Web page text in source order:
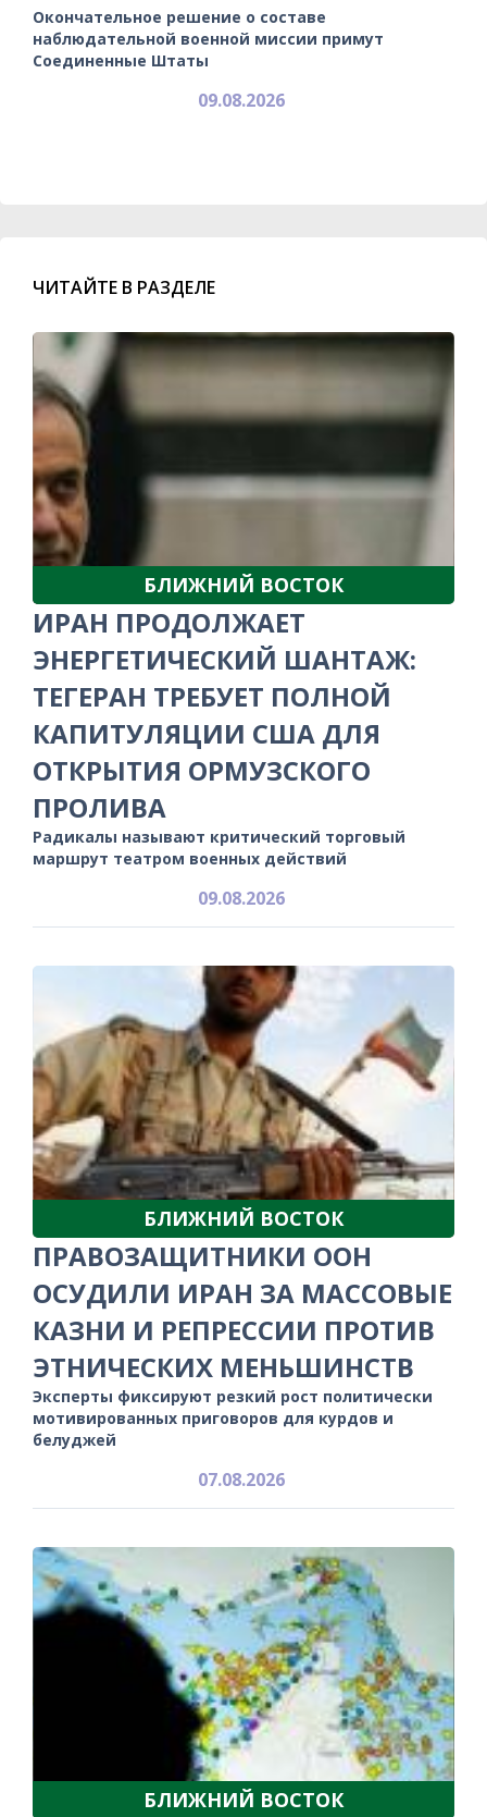
Окончательное решение о составе
наблюдательной военной миссии примут
Соединенные Штаты
09.08.2026
ЧИТАЙТЕ В РАЗДЕЛЕ
БЛИЖНИЙ ВОСТОК
ИРАН ПРОДОЛЖАЕТ
ЭНЕРГЕТИЧЕСКИЙ ШАНТАЖ:
ТЕГЕРАН ТРЕБУЕТ ПОЛНОЙ
КАПИТУЛЯЦИИ США ДЛЯ
ОТКРЫТИЯ ОРМУЗСКОГО
ПРОЛИВА
Радикалы называют критический торговый
маршрут театром военных действий
09.08.2026
БЛИЖНИЙ ВОСТОК
ПРАВОЗАЩИТНИКИ ООН
ОСУДИЛИ ИРАН ЗА МАССОВЫЕ
КАЗНИ И РЕПРЕССИИ ПРОТИВ
ЭТНИЧЕСКИХ МЕНЬШИНСТВ
Эксперты фиксируют резкий рост политически
мотивированных приговоров для курдов и
белуджей
07.08.2026
БЛИЖНИЙ ВОСТОК